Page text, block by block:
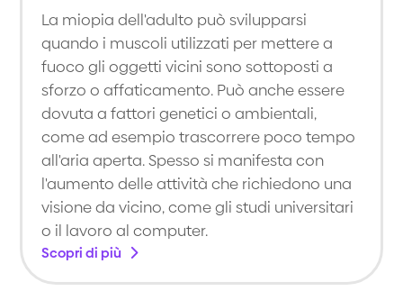
La miopia dell'adulto può svilupparsi
quando i muscoli utilizzati per mettere a
fuoco gli oggetti vicini sono sottoposti a
sforzo o affaticamento. Può anche essere
dovuta a fattori genetici o ambientali,
come ad esempio trascorrere poco tempo
all'aria aperta. Spesso si manifesta con
l'aumento delle attività che richiedono una
visione da vicino, come gli studi universitari
o il lavoro al computer.
Scopri di più